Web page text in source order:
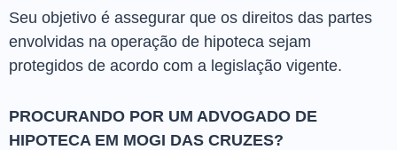
Seu objetivo é assegurar que os direitos das partes
envolvidas na operação de hipoteca sejam
protegidos de acordo com a legislação vigente.
PROCURANDO POR UM ADVOGADO DE
HIPOTECA EM MOGI DAS CRUZES?